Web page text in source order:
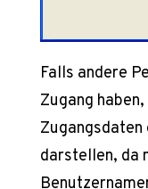
Falls andere
Zugang
Zugangsdaten
darstellen, da